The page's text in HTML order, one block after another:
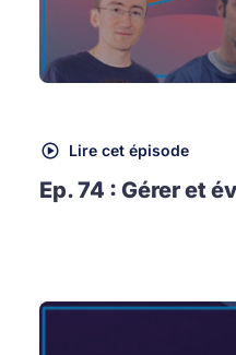
Lire cet épisode
Ep. 74 : Gérer et